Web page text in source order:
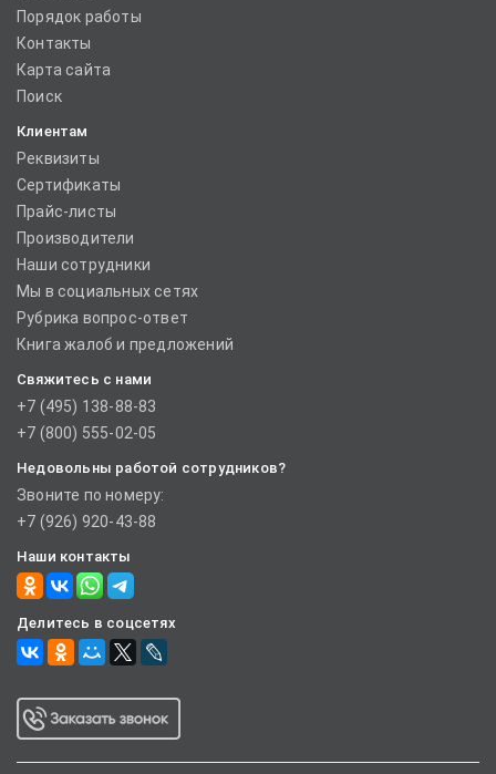
Порядок работы
Контакты
Карта сайта
Поиск
Клиентам
Реквизиты
Сертификаты
Прайс-листы
Производители
Наши сотрудники
Мы в социальных сетях
Рубрика вопрос-ответ
Книга жалоб и предложений
Свяжитесь с нами
+7 (495) 138-88-83
+7 (800) 555-02-05
Недовольны работой сотрудников?
Звоните по номеру:
+7 (926) 920-43-88
Наши контакты
Делитесь в соцсетях